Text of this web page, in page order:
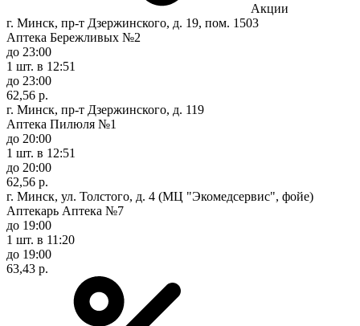
Акции
г. Минск, пр-т Дзержинского, д. 19, пом. 1503
Аптека Бережливых №2
до 23:00
1 шт. в 12:51
до 23:00
62,56 р.
г. Минск, пр-т Дзержинского, д. 119
Аптека Пилюля №1
до 20:00
1 шт. в 12:51
до 20:00
62,56 р.
г. Минск, ул. Толстого, д. 4 (МЦ "Экомедсервис", фойе)
Аптекарь Аптека №7
до 19:00
1 шт. в 11:20
до 19:00
63,43 р.